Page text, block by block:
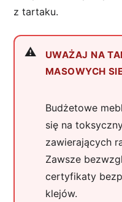
z tartaku.
UWAŻAJ NA
MASOWYCH
Budżetowe
się na
zawierających
Zawsze
certyfikaty
klejów.